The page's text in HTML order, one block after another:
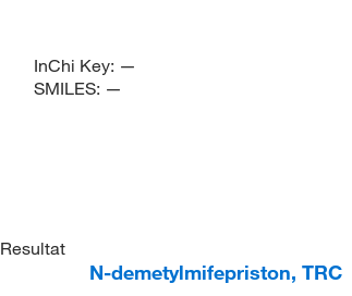
InChi Key: —
SMILES: —
Resultat
N-demetylmifepriston, TRC